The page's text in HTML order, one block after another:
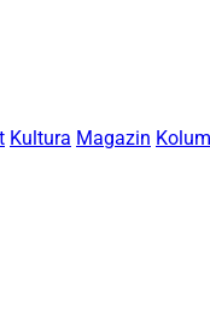
Kultura Magazin